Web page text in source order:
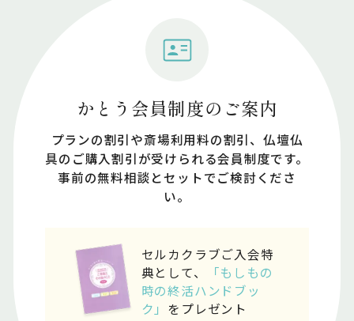
かとう会員制度のご案内
プランの割引や斎場利⽤料の割引、仏壇仏
具のご購⼊割引が受けられる会員制度です。
事前の無料相談とセットでご検討くださ
い。
セルカクラブご入会特
典として、
「もしもの
時の終活ハンドブッ
ク」 をプレゼント